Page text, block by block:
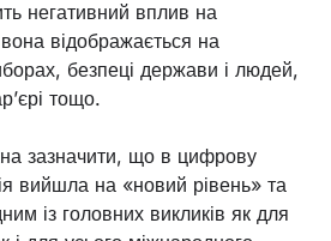
негативний вплив на
відображається на
безпеці держави і людей,
тощо.
зазначити, що в цифрову
вийшла на «новий рівень» та
із головних викликів як для